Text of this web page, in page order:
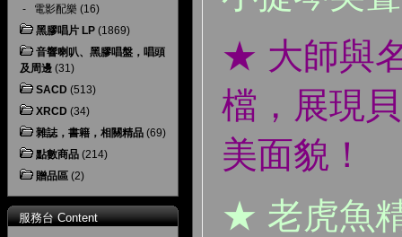
- 電影配樂 (16)
黑膠唱片 LP (1869)
音響喇叭、黑膠唱盤，唱頭
及周邊 (31)
SACD (513)
XRCD (34)
雜誌，書籍，相關精品 (69)
點數商品 (214)
贈品區 (2)
服務台 Content
★ 大師與
檔，展現
美面貌！
★ 老虎魚